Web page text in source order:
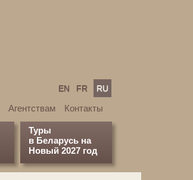
EN FR RU
Агентствам Контакты
Туры
в Беларусь на
Новый 2027 год